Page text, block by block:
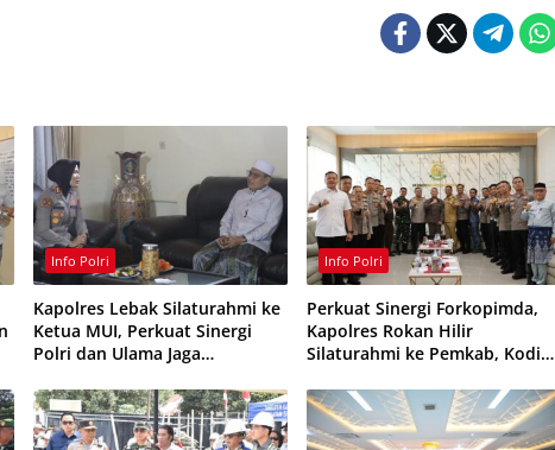
Info Polri
Kapolres Lebak Silaturahmi ke
Ketua MUI, Perkuat Sinergi
Polri dan Ulama Jaga
Info Polri
Perkuat Sinergi Forkopimda,
Kapolres Rokan Hilir
Silaturahmi ke Pemkab, Kodim